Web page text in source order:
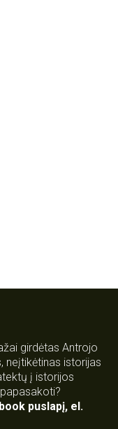
girdėtas Antrojo
neįtikėtinas istorijas
į istorijos
puslapį, el.